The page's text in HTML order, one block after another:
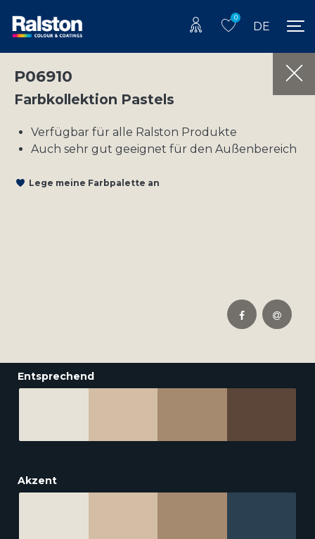
0
DE
P06910
Farbkollektion Pastels
Verfügbar für alle Ralston Produkte
Auch sehr gut geeignet für den Außenbereich
Lege meine Farbpalette an
Entsprechend
Akzent